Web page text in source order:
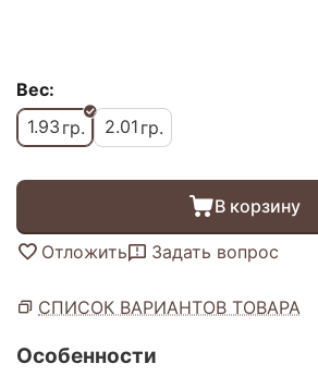
Вес:
1.93 гр. 2.01 гр.
В корзину
Отложить Задать вопрос
СПИСОК ВАРИАНТОВ ТОВАРА
Особенности